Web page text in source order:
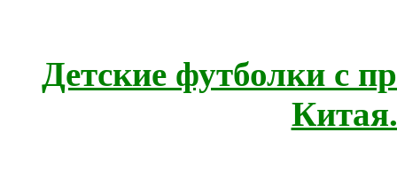
Детские футболки с